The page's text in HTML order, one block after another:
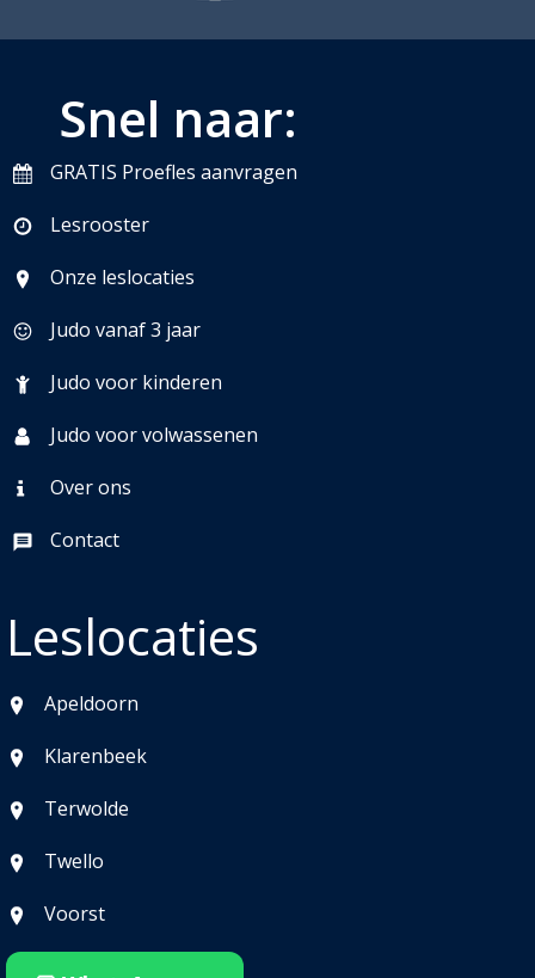
Snel naar:
GRATIS Proefles aanvragen
Lesrooster
Onze leslocaties
Judo vanaf 3 jaar
Judo voor kinderen
Judo voor volwassenen
Over ons
Contact
Leslocaties
Apeldoorn
Klarenbeek
Terwolde
Twello
Voorst